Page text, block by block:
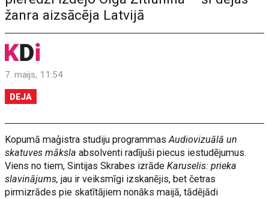
žanra aizsācēja Latvijā
7. maijs, 11:54
DEJA
Kopumā maģistra studiju programmasAudiovizuālā un
skatuves mākslaabsolventi radījuši piecus iestudējumus.
Viens no tiem, Sintijas Skrabes izrādeKaruselis: prieka
slavinājums,jau ir veiksmīgi izskanējis, bet četras
pirmizrādes pie skatītājiem nonāks maijā, tādējādi